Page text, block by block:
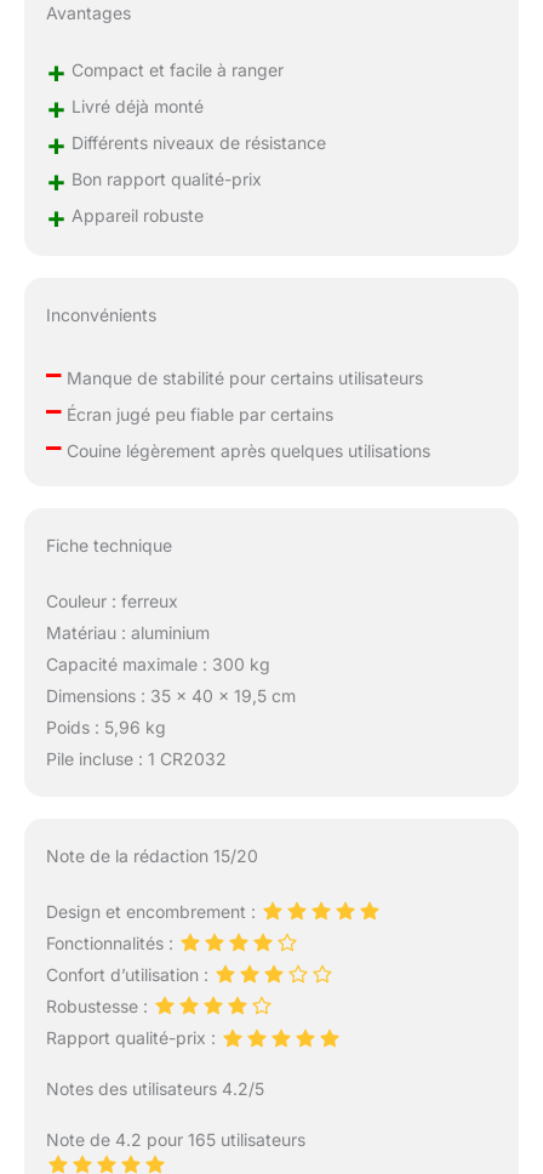
Avantages
+ Compact et facile à ranger
+ Livré déjà monté
+ Différents niveaux de résistance
+ Bon rapport qualité-prix
+ Appareil robuste
Inconvénients
–Manque de stabilité pour certains utilisateurs
–Écran jugé peu fiable par certains
–Couine légèrement après quelques utilisations
Fiche technique
Couleur : ferreux
Matériau : aluminium
Capacité maximale : 300 kg
Dimensions : 35 x 40 x 19,5 cm
Poids : 5,96 kg
Pile incluse : 1 CR2032
Note de la rédaction 15/20
Design et encombrement :
Fonctionnalités :
Confort d’utilisation :
Robustesse :
Rapport qualité-prix :
Notes des utilisateurs 4.2/5
Note de 4.2 pour 165 utilisateurs